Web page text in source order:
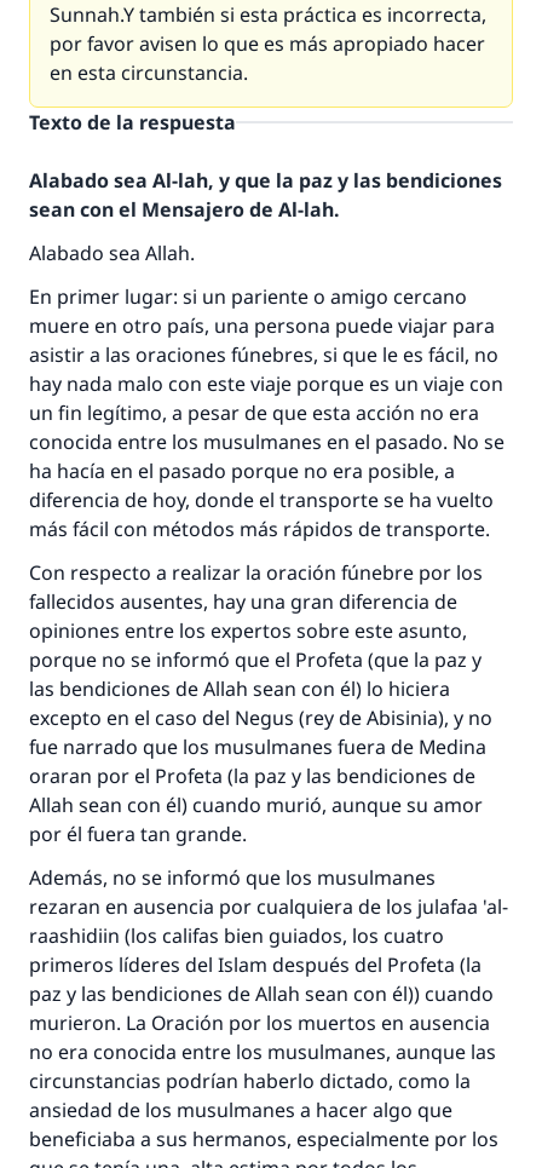
Sunnah.Y también si esta práctica es incorrecta,
por favor avisen lo que es más apropiado hacer
en esta circunstancia.
Texto de la respuesta
Alabado sea Al-lah, y que la paz y las bendiciones
sean con el Mensajero de Al-lah.
Alabado sea Allah.
En primer lugar: si un pariente o amigo cercano
muere en otro país, una persona puede viajar para
asistir a las oraciones fúnebres, si que le es fácil, no
hay nada malo con este viaje porque es un viaje con
un fin legítimo, a pesar de que esta acción no era
conocida entre los musulmanes en el pasado. No se
ha hacía en el pasado porque no era posible, a
diferencia de hoy, donde el transporte se ha vuelto
más fácil con métodos más rápidos de transporte.
Con respecto a realizar la oración fúnebre por los
fallecidos ausentes, hay una gran diferencia de
opiniones entre los expertos sobre este asunto,
porque no se informó que el Profeta (que la paz y
las bendiciones de Allah sean con él) lo hiciera
excepto en el caso del Negus (rey de Abisinia), y no
fue narrado que los musulmanes fuera de Medina
oraran por el Profeta (la paz y las bendiciones de
Allah sean con él) cuando murió, aunque su amor
por él fuera tan grande.
Además, no se informó que los musulmanes
rezaran en ausencia por cualquiera de los julafaa 'al-
raashidiin (los califas bien guiados, los cuatro
primeros líderes del Islam después del Profeta (la
paz y las bendiciones de Allah sean con él)) cuando
murieron. La Oración por los muertos en ausencia
no era conocida entre los musulmanes, aunque las
circunstancias podrían haberlo dictado, como la
ansiedad de los musulmanes a hacer algo que
beneficiaba a sus hermanos, especialmente por los